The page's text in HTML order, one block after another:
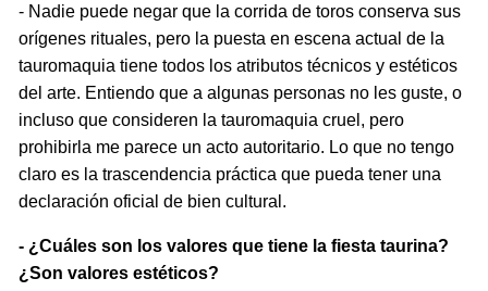
- Nadie puede negar que la corrida de toros conserva sus
orígenes rituales, pero la puesta en escena actual de la
tauromaquia tiene todos los atributos técnicos y estéticos
del arte. Entiendo que a algunas personas no les guste, o
incluso que consideren la tauromaquia cruel, pero
prohibirla me parece un acto autoritario. Lo que no tengo
claro es la trascendencia práctica que pueda tener una
declaración oficial de bien cultural.
- ¿Cuáles son los valores que tiene la fiesta taurina?
¿Son valores estéticos?